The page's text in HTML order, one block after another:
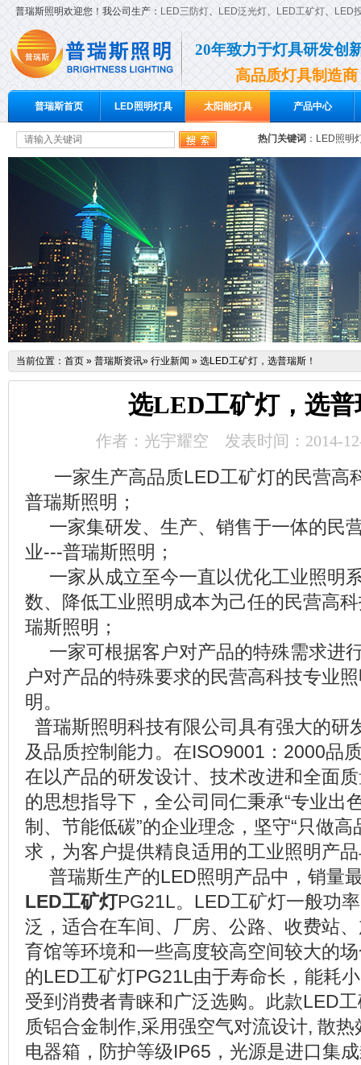
普瑞斯照明欢迎您！我公司生产： LED三防灯、 LED泛光灯、 LED工矿灯、 LED
20年致力于灯具研发创
高品质灯具制造商
普瑞斯首页 LED照明灯具 太阳能灯具 产品中心
热门关键词 ： LED照明
当前位置： 首页 » 普瑞斯资讯» 行业新闻 » 选LED工矿灯，选普瑞斯！
选LED工矿灯，选普
作者：光宇耀空 发表时间：2014-
一家生产高品质LED工矿灯的民营高
普瑞斯照明；
一家集研发、生产、销售于一体的民
业---普瑞斯照明；
一家从成立至今一直以优化工业照明
数、降低工业照明成本为己任的民营高
瑞斯照明；
一家可根据客户对产品的特殊需求进
户对产品的特殊要求的民营高科技专业
明。
普瑞斯照明科技有限公司具有强大的研
及品质控制能力。在ISO9001：2000品
在以产品的研发设计、技术改进和全面
的思想指导下，全公司同仁秉承“专业出
制、节能低碳”的企业理念，坚守“只做高
求，为客户提供精良适用的工业照明产
普瑞斯生产的LED照明产品中，销量
LED工矿灯PG21L。LED工矿灯一般功
泛，适合在车间、厂房、公路、收费站
育馆等环境和一些高度较高空间较大的
的LED工矿灯PG21L由于寿命长，能耗
受到消费者青睐和广泛选购。此款LED
质铝合金制作,采用强空气对流设计, 散
电器箱，防护等级IP65，光源是进口集